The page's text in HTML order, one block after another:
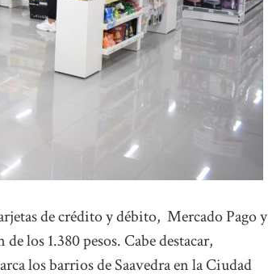
de crédito y débito, Mercado Pago y
los 1.380 pesos. Cabe destacar,
los barrios de Saavedra en la Ciudad